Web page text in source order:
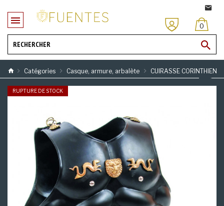
0
Catégories Casque, armure, arbalète CUIRASSE
RUPTURE DE STOCK